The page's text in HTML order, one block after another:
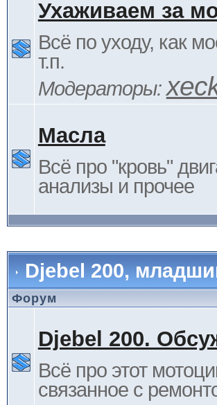
Ухаживаем за
Всё по уходу, как
т.п.
Модераторы:
Масла
Всё про "кровь"
анализы и прочее
Djebel 200,
Форум
Djebel 200.
Всё про этот
связанное с